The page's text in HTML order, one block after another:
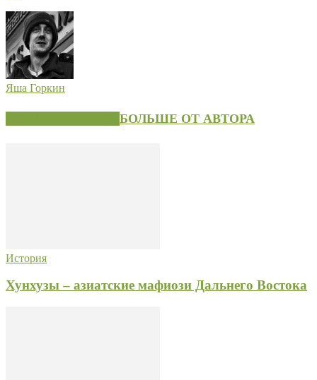
Яша Горкин
БОЛЬШЕ ОТ АВТОРА
История
Хунхузы – азиатские мафиози Дальнего Востока